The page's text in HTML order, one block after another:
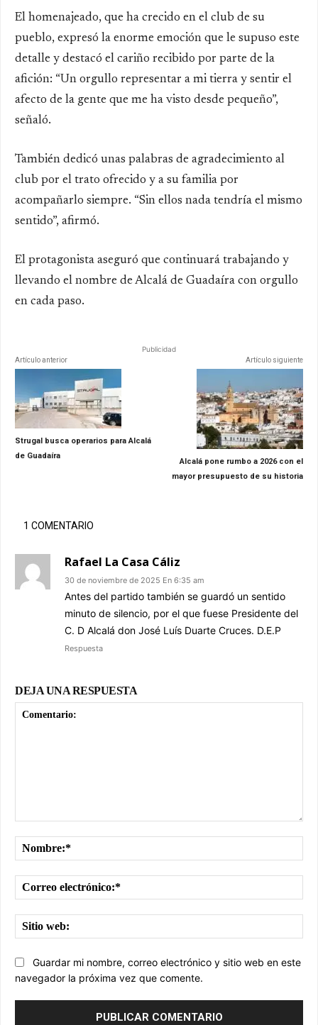
El homenajeado, que ha crecido en el club de su
pueblo, expresó la enorme emoción que le supuso este
detalle y destacó el cariño recibido por parte de la
afición: “Un orgullo representar a mi tierra y sentir el
afecto de la gente que me ha visto desde pequeño”,
señaló.
También dedicó unas palabras de agradecimiento al
club por el trato ofrecido y a su familia por
acompañarlo siempre. “Sin ellos nada tendría el mismo
sentido”, afirmó.
El protagonista aseguró que continuará trabajando y
llevando el nombre de Alcalá de Guadaíra con orgullo
en cada paso.
Publicidad
Artículo anterior
Strugal busca operarios para Alcalá
de Guadaíra
Artículo siguiente
Alcalá pone rumbo a 2026 con el
mayor presupuesto de su historia
1 COMENTARIO
Rafael La Casa Cáliz
30 de noviembre de 2025 En 6:35 am
Antes del partido también se guardó un sentido
minuto de silencio, por el que fuese Presidente del
C. D Alcalá don José Luís Duarte Cruces. D.E.P
Respuesta
DEJA UNA RESPUESTA
Guardar mi nombre, correo electrónico y sitio web en este
navegador la próxima vez que comente.